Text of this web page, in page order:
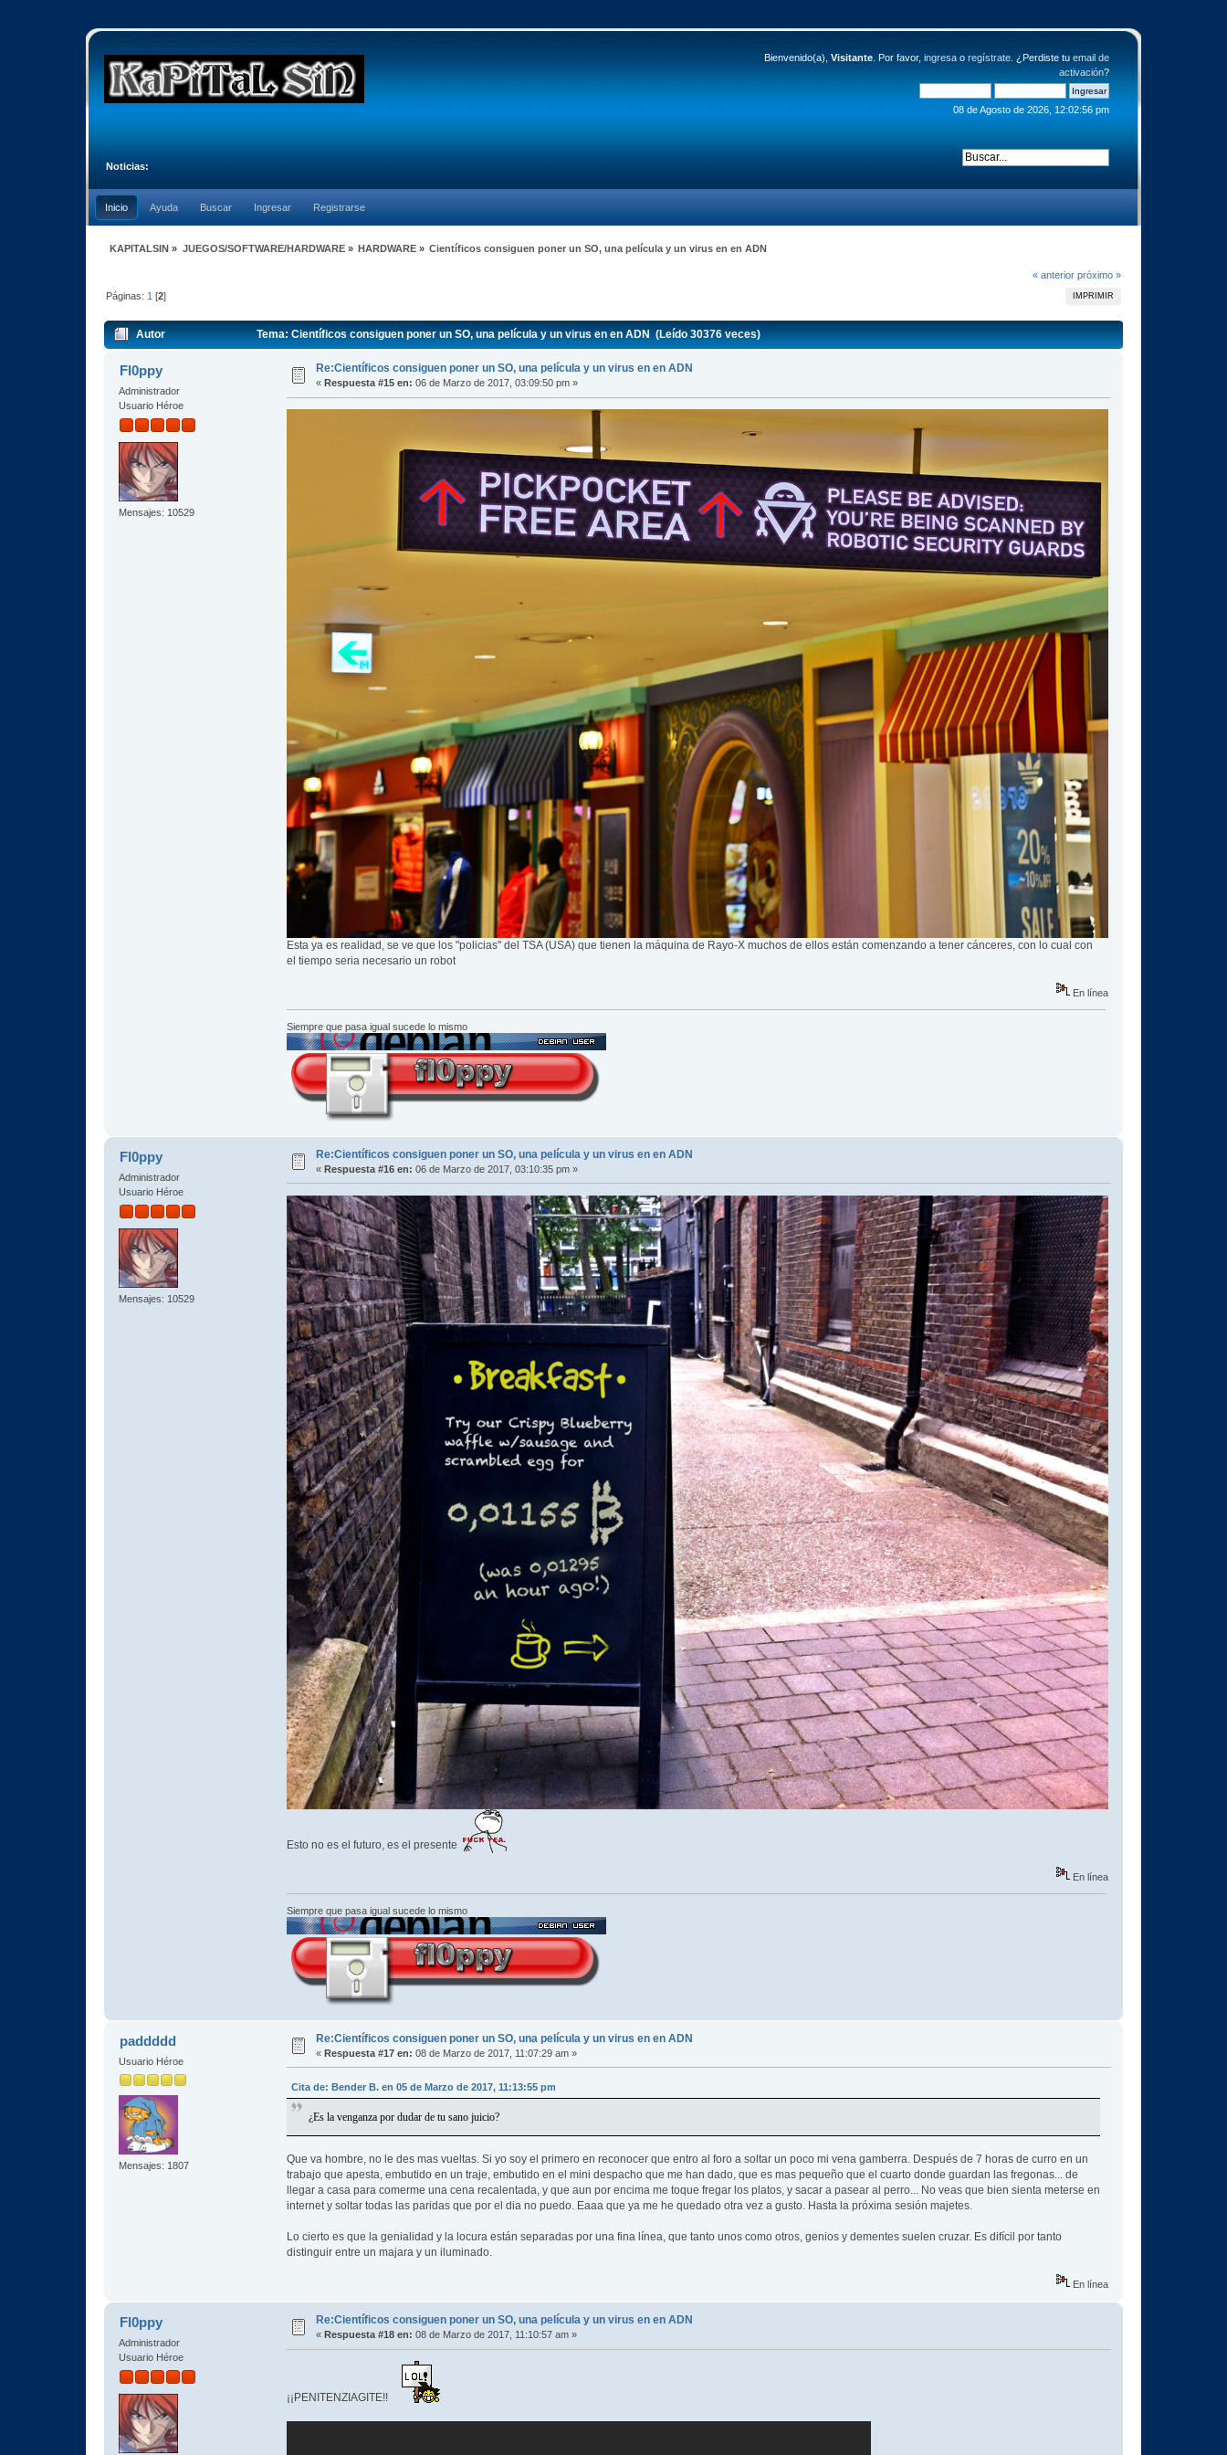
Bienvenido(a), Visitante. Por favor, ingresao regístrate. ¿Perdiste tu email de
activación?
08 de Agosto de 2026, 12:02:56 pm
Noticias:
Inicio Ayuda Buscar Ingresar Registrarse
KAPITALSIN » JUEGOS/SOFTWARE/HARDWARE» HARDWARE » Científicos consiguen poner un SO, una película y un virus en en ADN
« anterior próximo »
IMPRIMIR
Páginas: 1 [2]
Autor Tema: Científicos consiguen poner un SO, una película y un virus en en ADN (Leído 30376 veces)
Fl0ppy
Administrador
Usuario Héroe
Mensajes: 10529
Re:Científicos consiguen poner un SO, una película y un virus en en ADN
«Respuesta #15 en: 06 de Marzo de 2017, 03:09:50 pm »
Esta ya es realidad, se ve que los "policias" del TSA (USA) que tienen la máquina de Rayo-X muchos de ellos están comenzando a tener cánceres, con lo cual con
el tiempo seria necesario un robot
En línea
Siempre que pasa igual sucede lo mismo
Fl0ppy
Administrador
Usuario Héroe
Mensajes: 10529
Re:Científicos consiguen poner un SO, una película y un virus en en ADN
«Respuesta #16 en: 06 de Marzo de 2017, 03:10:35 pm »
Esto no es el futuro, es el presente
En línea
Siempre que pasa igual sucede lo mismo
paddddd
Usuario Héroe
Mensajes: 1807
Re:Científicos consiguen poner un SO, una película y un virus en en ADN
«Respuesta #17 en: 08 de Marzo de 2017, 11:07:29 am »
Cita de: Bender B. en 05 de Marzo de 2017, 11:13:55 pm
¿Es la venganza por dudar de tu sano juicio?
Que va hombre, no le des mas vueltas. Si yo soy el primero en reconocer que entro al foro a soltar un poco mi vena gamberra. Después de 7 horas de curro en un
trabajo que apesta, embutido en un traje, embutido en el mini despacho que me han dado, que es mas pequeño que el cuarto donde guardan las fregonas... de
llegar a casa para comerme una cena recalentada, y que aun por encima me toque fregar los platos, y sacar a pasear al perro... No veas que bien sienta meterse en
internet y soltar todas las paridas que por el dia no puedo. Eaaa que ya me he quedado otra vez a gusto. Hasta la próxima sesión majetes.
Lo cierto es que la genialidad y la locura están separadas por una fina línea, que tanto unos como otros, genios y dementes suelen cruzar. Es difícil por tanto
distinguir entre un majara y un iluminado.
En línea
Fl0ppy
Administrador
Usuario Héroe
Re:Científicos consiguen poner un SO, una película y un virus en en ADN
«Respuesta #18 en: 08 de Marzo de 2017, 11:10:57 am »
¡¡PENITENZIAGITE!!